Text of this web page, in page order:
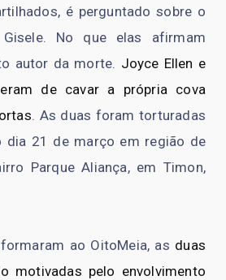
é perguntado sobre o
Gisele. No que elas afirmam
autor da morte. Joyce Ellen e
de cavar a própria cova
. As duas foram torturadas
dia 21 de março em região de
Parque Aliança, em Timon,
ao OitoMeia, as duas
motivadas pelo envolvimento